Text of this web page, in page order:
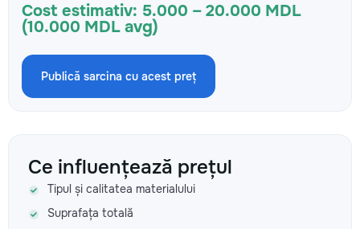
Cost estimativ: 5.000 – 20.000 MDL
(10.000 MDL avg)
Publică sarcina cu acest preț
Ce influențează prețul
Tipul și calitatea materialului
Suprafața totală